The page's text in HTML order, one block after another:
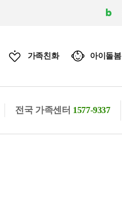
가족친화 아이돌봄
전국 가족센터 1577-9337